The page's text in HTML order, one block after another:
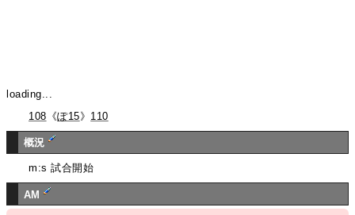
loading...
108 《ぽ15》 110
概況
m:s 試合開始
AM